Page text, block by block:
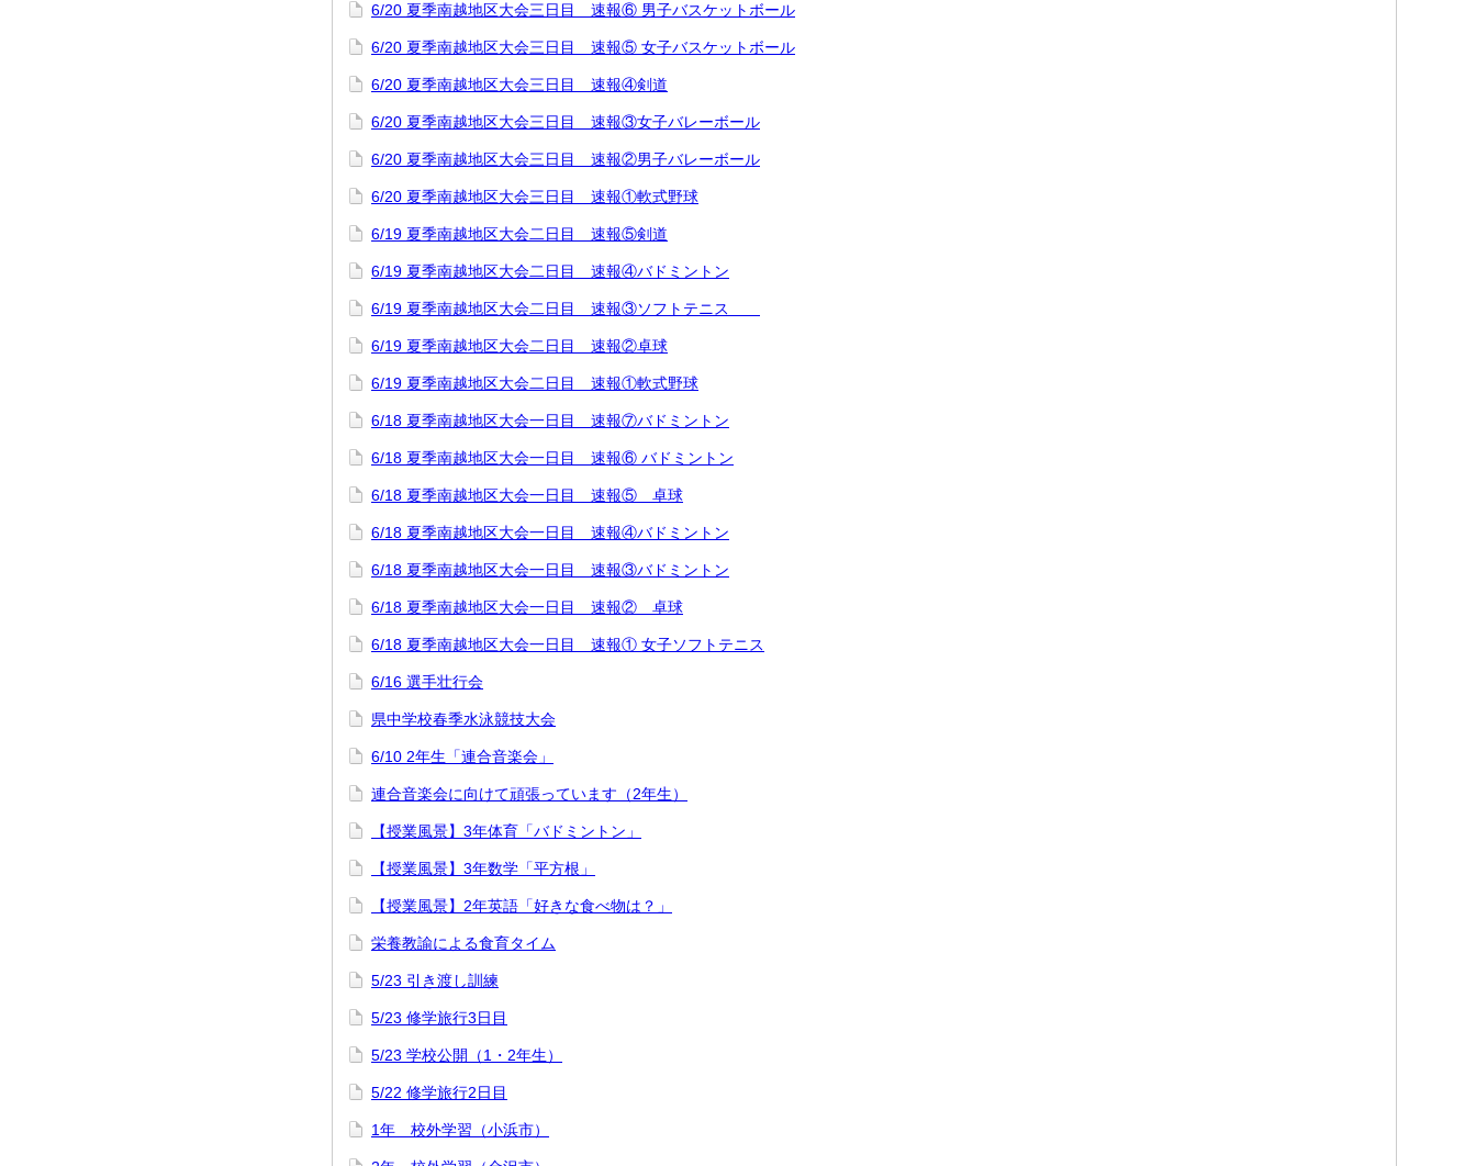
6/20 夏季南越地区大会三日目 速報⑥ 男子バスケットボール
6/20 夏季南越地区大会三日目 速報⑤ 女子バスケットボール
6/20 夏季南越地区大会三日目 速報④剣道
6/20 夏季南越地区大会三日目 速報③女子バレーボール
6/20 夏季南越地区大会三日目 速報②男子バレーボール
6/20 夏季南越地区大会三日目 速報①軟式野球
6/19 夏季南越地区大会二日目 速報⑤剣道
6/19 夏季南越地区大会二日目 速報④バドミントン
6/19 夏季南越地区大会二日目 速報③ソフトテニス
6/19 夏季南越地区大会二日目 速報②卓球
6/19 夏季南越地区大会二日目 速報①軟式野球
6/18 夏季南越地区大会一日目 速報⑦バドミントン
6/18 夏季南越地区大会一日目 速報⑥ バドミントン
6/18 夏季南越地区大会一日目 速報⑤ 卓球
6/18 夏季南越地区大会一日目 速報④バドミントン
6/18 夏季南越地区大会一日目 速報③バドミントン
6/18 夏季南越地区大会一日目 速報② 卓球
6/18 夏季南越地区大会一日目 速報① 女子ソフトテニス
6/16 選手壮行会
県中学校春季水泳競技大会
6/10 2年生「連合音楽会」
連合音楽会に向けて頑張っています（2年生）
【授業風景】3年体育「バドミントン」
【授業風景】3年数学「平方根」
【授業風景】2年英語「好きな食べ物は？」
栄養教諭による食育タイム
5/23 引き渡し訓練
5/23 修学旅行3日目
5/23 学校公開（1・2年生）
5/22 修学旅行2日目
1年 校外学習（小浜市）